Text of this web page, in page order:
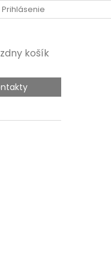
Prihlásenie
košík